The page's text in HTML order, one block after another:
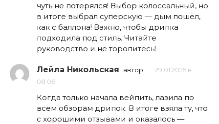
чуть не потерялся! Выбор колоссальный, но
в итоге выбрал суперскую — дым пошёл,
как с баллона! Важно, чтобы дрипка
подходила под стиль. Читайте
руководство и не торопитесь!
Лейла Никольская автор
29.01.2025 в
08:06
Когда только начала вейпить, лазила по
всем обзорам дрипок. В итоге взяла ту, что
с хорошими отзывами и оказалось —